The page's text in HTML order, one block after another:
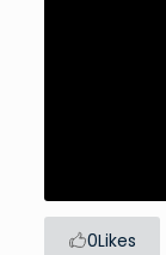
0Likes